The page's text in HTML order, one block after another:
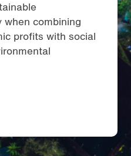
when combining
profits with social